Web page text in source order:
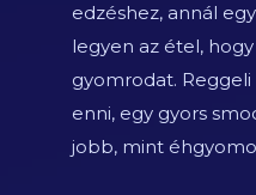
edzéshez, annál
legyen az étel,
gyomrodat. Reggeli
enni, egy gyors
jobb, mint